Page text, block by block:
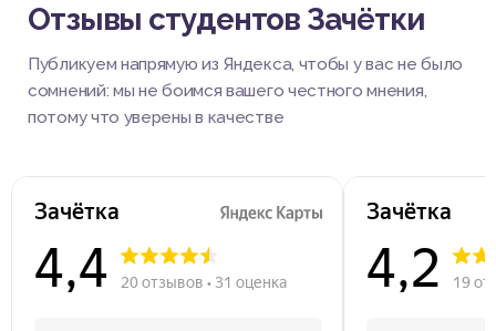
Отзывы студентов Зачётки
Публикуем напрямую из Яндекса, чтобы у вас не было
сомнений: мы не боимся вашего честного мнения,
потому что уверены в качестве